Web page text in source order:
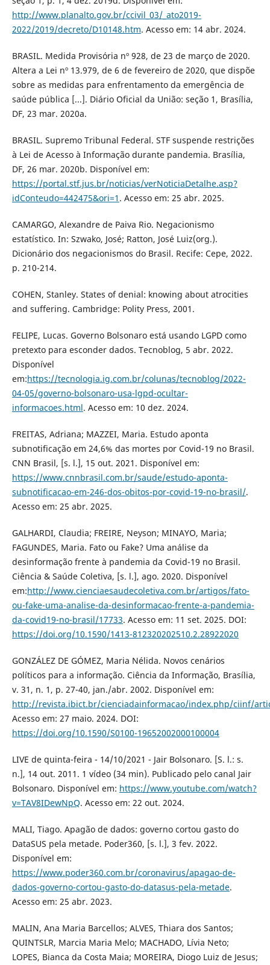
http://www.planalto.gov.br/ccivil_03/_ato2019-
2022/2019/decreto/D10148.htm. Acesso em: 14 abr. 2024.
BRASIL. Medida Provisória nº 928, de 23 de março de 2020.
Altera a Lei nº 13.979, de 6 de fevereiro de 2020, que dispõe
sobre as medidas para enfrentamento da emergência de
saúde pública [...]. Diário Oficial da União: seção 1, Brasília,
DF, 23 mar. 2020a.
BRASIL. Supremo Tribunal Federal. STF suspende restrições
à Lei de Acesso à Informação durante pandemia. Brasília,
DF, 26 mar. 2020b. Disponível em:
https://portal.stf.jus.br/noticias/verNoticiaDetalhe.asp?
idConteudo=442475&ori=1 . Acesso em: 25 abr. 2025.
CAMARGO, Alexandre de Paiva Rio. Negacionismo
estatístico. In: Szwako, José; Ratton, José Luiz(org.).
Dicionário dos negacionismos do Brasil. Recife: Cepe, 2022.
p. 210-214.
COHEN, Stanley. States of denial: knowing about atrocities
and suffering. Cambridge: Polity Press, 2001.
FELIPE, Lucas. Governo Bolsonaro está usando LGPD como
pretexto para esconder dados. Tecnoblog, 5 abr. 2022.
Disponível
em:https://tecnologia.ig.com.br/colunas/tecnoblog/2022-
04-05/governo-bolsonaro-usa-lgpd-ocultar-
informacoes.html. Acesso em: 10 dez. 2024.
FREITAS, Adriana; MAZZEI, Maria. Estudo aponta
subnotificação em 24,6% das mortes por Covid-19 no Brasil.
CNN Brasil, [s. l.], 15 out. 2021. Disponível em:
https://www.cnnbrasil.com.br/saude/estudo-aponta-
subnotificacao-em-246-dos-obitos-por-covid-19-no-brasil/.
Acesso em: 25 abr. 2025.
GALHARDI, Claudia; FREIRE, Neyson; MINAYO, Maria;
FAGUNDES, Maria. Fato ou Fake? Uma análise da
desinformação frente à pandemia da Covid-19 no Brasil.
Ciência & Saúde Coletiva, [s. l.], ago. 2020. Disponível
em:http://www.cienciaesaudecoletiva.com.br/artigos/fato-
ou-fake-uma-analise-da-desinformacao-frente-a-pandemia-
da-covid19-no-brasil/17733. Acesso em: 11 set. 2025. DOI:
https://doi.org/10.1590/1413-812320202510.2.28922020
GONZÁLEZ DE GÓMEZ, Maria Nélida. Novos cenários
políticos para a informação. Ciência da Informação, Brasília,
v. 31, n. 1, p. 27-40, jan./abr. 2002. Disponível em:
http://revista.ibict.br/cienciadainformacao/index.php/ciinf/
Acesso em: 27 maio. 2024. DOI:
https://doi.org/10.1590/S0100-19652002000100004
LIVE de quinta-feira - 14/10/2021 - Jair Bolsonaro. [S. l.: s.
n.], 14 out. 2011. 1 vídeo (34 min). Publicado pelo canal Jair
Bolsonaro. Disponível em: https://www.youtube.com/watch?
v=TAV8IDewNpQ. Acesso em: 22 out. 2024.
MALI, Tiago. Apagão de dados: governo cortou gasto do
DataSUS pela metade. Poder360, [s. l.], 3 fev. 2022.
Disponível em:
https://www.poder360.com.br/coronavirus/apagao-de-
dados-governo-cortou-gasto-do-datasus-pela-metade.
Acesso em: 25 abr. 2023.
MALIN, Ana Maria Barcellos; ALVES, Thiara dos Santos;
QUINTSLR, Marcia Maria Melo; MACHADO, Lívia Neto;
LOPES, Bianca da Costa Maia; MOREIRA, Diogo Luiz de Jesus;